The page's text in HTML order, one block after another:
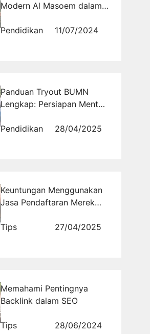
Modern Al Masoem dalam
Indonesia
Pendidikan 11/07/2024
Panduan Tryout BUMN
Lengkap: Persiapan Mental
Pendidikan
28/04/2025
Keuntungan Menggunakan
Jasa Pendaftaran Merek
Tips
27/04/2025
Memahami Pentingnya
Backlink dalam SEO
Tips 28/06/2024